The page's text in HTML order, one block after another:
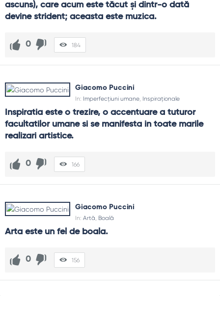
ascuns), care acum este tăcut şi dintr-o dată
devine strident; aceasta este muzica.
0 184
Giacomo Puccini
In: Imperfecțiuni umane, Inspiraționale
Inspiratia este o trezire, o accentuare a tuturor
facultatilor umane si se manifesta in toate marile
realizari artistice.
0 166
Giacomo Puccini
In: Artă, Boală
Arta este un fel de boala.
0 156